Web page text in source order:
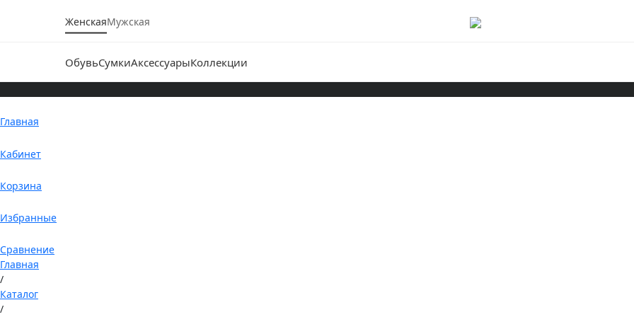
ЖенскаяМужская
ОбувьСумкиАксессуарыКоллекции
Главная
Кабинет
Корзина
Избранные
Сравнение
Главная
/
Каталог
/